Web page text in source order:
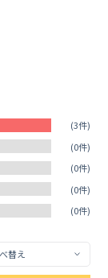
(3件)
(0件)
(0件)
(0件)
(0件)